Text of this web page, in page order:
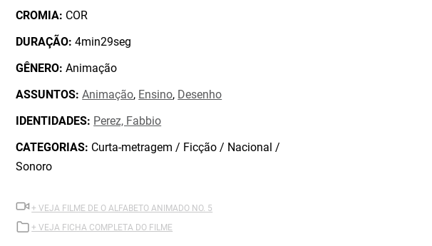
CROMIA: COR
DURAÇÃO: 4min29seg
GÊNERO: Animação
ASSUNTOS: Animação, Ensino, Desenho
IDENTIDADES: Perez, Fabbio
CATEGORIAS: Curta-metragem / Ficção / Nacional /
Sonoro
+ VEJA FILME DE O ALFABETO ANIMADO NO. 5
+ VEJA FICHA COMPLETA DO FILME